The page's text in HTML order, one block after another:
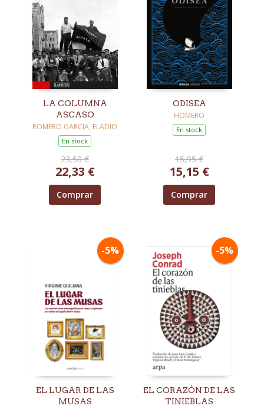
LA COLUMNA
ASCASO
ROMERO GARCIA, ELADIO
En stock
23,50 €
22,33 €
Comprar
ODISEA
HOMERO
En stock
15,95 €
15,15 €
Comprar
-5%
EL LUGAR DE LAS
MUSAS
-5%
EL CORAZÓN DE LAS
TINIEBLAS